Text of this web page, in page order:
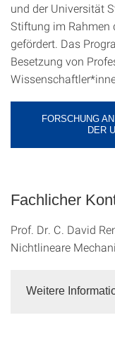
und der Universität
Stiftung im Rahmen
gefördert. Das
Besetzung von
FORSCHUNG
DER
Fachlicher
Prof. Dr. C. David
Nichtlineare
Weitere